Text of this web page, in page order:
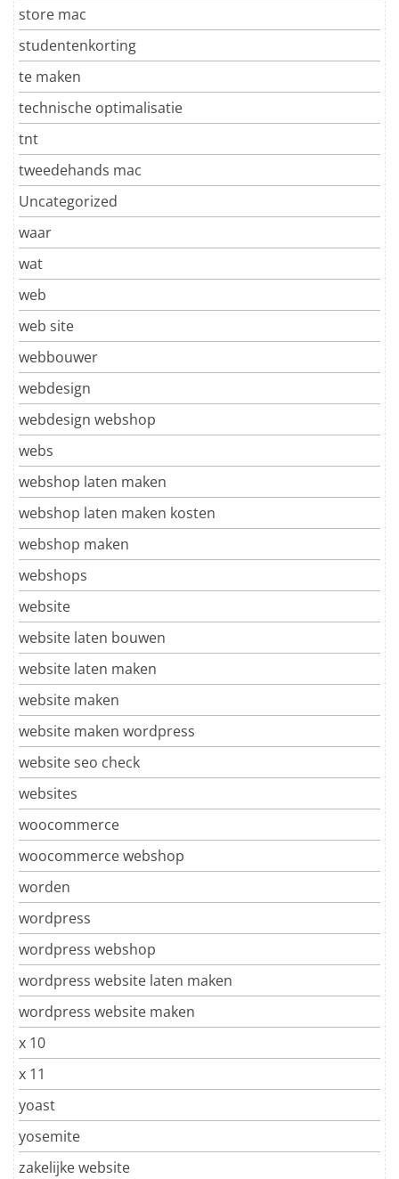
store mac
studentenkorting
te maken
technische optimalisatie
tnt
tweedehands mac
Uncategorized
waar
wat
web
web site
webbouwer
webdesign
webdesign webshop
webs
webshop laten maken
webshop laten maken kosten
webshop maken
webshops
website
website laten bouwen
website laten maken
website maken
website maken wordpress
website seo check
websites
woocommerce
woocommerce webshop
worden
wordpress
wordpress webshop
wordpress website laten maken
wordpress website maken
x 10
x 11
yoast
yosemite
zakelijke website